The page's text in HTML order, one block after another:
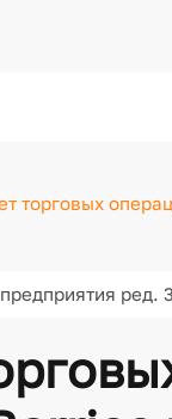
торговых
ред.